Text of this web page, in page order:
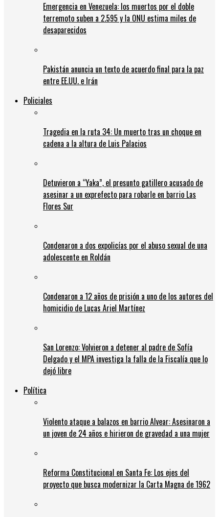
Emergencia en Venezuela: los muertos por el doble
terremoto suben a 2.595 y la ONU estima miles de
desaparecidos
Pakistán anuncia un texto de acuerdo final para la paz
entre EE.UU. e Irán
Policiales
Tragedia en la ruta 34: Un muerto tras un choque en
cadena a la altura de Luis Palacios
Detuvieron a “Yaka”, el presunto gatillero acusado de
asesinar a un exprefecto para robarle en barrio Las
Flores Sur
Condenaron a dos expolicías por el abuso sexual de una
adolescente en Roldán
Condenaron a 12 años de prisión a uno de los autores del
homicidio de Lucas Ariel Martínez
San Lorenzo: Volvieron a detener al padre de Sofía
Delgado y el MPA investiga la falla de la Fiscalía que lo
dejó libre
Política
Violento ataque a balazos en barrio Alvear: Asesinaron a
un joven de 24 años e hirieron de gravedad a una mujer
Reforma Constitucional en Santa Fe: Los ejes del
proyecto que busca modernizar la Carta Magna de 1962